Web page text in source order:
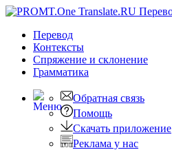
Перевод
Контексты
Спряжение и склонение
Грамматика
Обратная связь
Помощь
Скачать приложение
Реклама у нас